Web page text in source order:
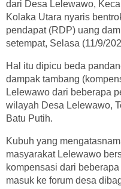
dari Desa Lelewawo,
Kolaka Utara nyaris
pendapat (RDP) uang
setempat, Selasa (11/9/
Hal itu dipicu beda
dampak tambang
Lelewawo dari beberapa
wilayah Desa Lelewawo,
Batu Putih.
Kubuh yang
masyarakat Lelewawo
kompensasi dari
masuk ke forum desa